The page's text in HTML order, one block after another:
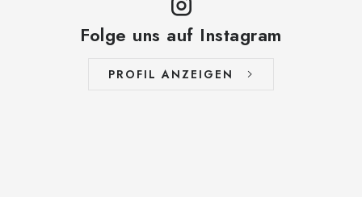
Folge uns auf Instagram
PROFIL ANZEIGEN